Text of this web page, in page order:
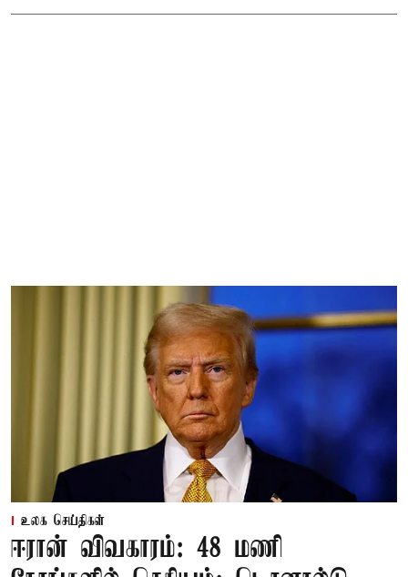
உலக செய்திகள்
ஈரான் விவகாரம்: 48 மணி